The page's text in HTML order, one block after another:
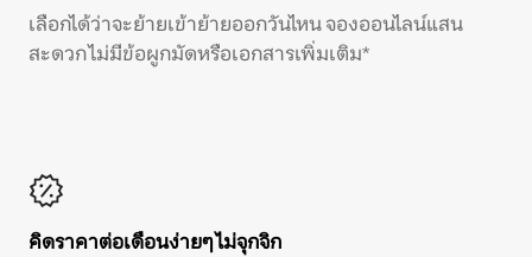
เลือกได้ว่าจะย้ายเข้าย้ายออกวันไหน จองออนไลน์แสน
สะดวก ไม่มีข้อผูกมัดหรือเอกสารเพิ่มเติม*
คิดราคาต่อเดือนง่ายๆ ไม่จุกจิก